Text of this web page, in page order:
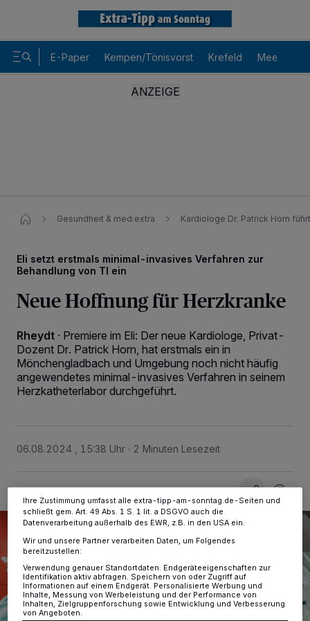
E-Paper Kempen/Tönisvorst Krefeld Meerbusch
Gesundheit & med:extra Kardiologe Dr. Patrick Horn
Eli setzt erstmals minimal-invasives Verfahren zur
Behandlung von TI ein
Neue Hoffnung für Herzkranke
Rheydt · Premiere im Eli: Der neue Kardiologe, Privat-
Dozent Dr. Patrick Horn, hat erstmals ein in
Mönchengladbach und Umgebung noch nicht häufig
angewendetes minimal-invasives Verfahren in seinem
Herzkatheterlabor durchgeführt.
06.08.2024 , 15:38 Uhr 2 Minuten Lesezeit
Wir und unsere218-Partner speichern und greifen auf
personenbezogene Daten wie Browserdaten oder eindeutige
Kennungen auf Ihrem Gerät zu. Durch Auswahl von OK aktivieren Sie
Tracking-Technologien für die unter „Wir und unsere Partner
ändern oder Ihre Einwilligung zu widerrufen, indem Sie auf den Link
Ihre Zustimmung umfasst alle extra-tipp-am-sonntag.de-Seiten und
schließt gem. Art. 49 Abs. 1 S. 1 lit. a DSGVO auch die
Datenverarbeitung außerhalb des EWR, z.B. in den USA ein.
Wir und unsere Partner verarbeiten Daten, um Folgendes
bereitzustellen:
Verwendung genauer Standortdaten. Endgeräteeigenschaften zur
Identifikation aktiv abfragen. Speichern von oder Zugriff auf
Informationen auf einem Endgerät. Personalisierte Werbung und
Inhalte, Messung von Werbeleistung und der Performance von
Inhalten, Zielgruppenforschung sowie Entwicklung und Verbesserung
von Angeboten.